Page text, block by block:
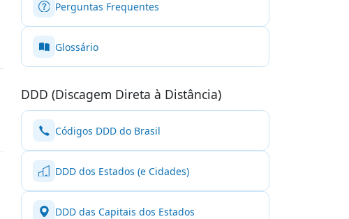
Perguntas Frequentes
Glossário
DDD (Discagem Direta à Distância)
Códigos DDD do Brasil
DDD dos Estados (e Cidades)
DDD das Capitais dos Estados